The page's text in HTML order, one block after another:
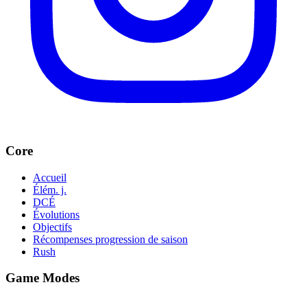
Core
Accueil
Élém. j.
DCÉ
Évolutions
Objectifs
Récompenses progression de saison
Rush
Game Modes